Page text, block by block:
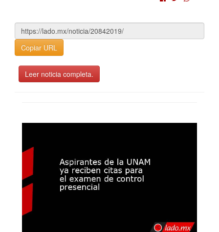
Copiar URL
Leer noticia completa.